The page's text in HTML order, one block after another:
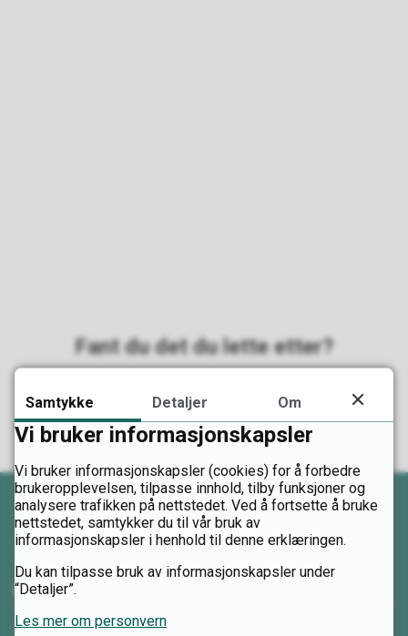
Fant du det du lette etter?
Ja
Kontakt oss
Samtykke Detaljer Om
Vi bruker informasjonskapsler
Vi bruker informasjonskapsler (cookies) for å forbedre
brukeropplevelsen, tilpasse innhold, tilby funksjoner og
analysere trafikken på nettstedet. Ved å fortsette å bruke
nettstedet, samtykker du til vår bruk av
informasjonskapsler i henhold til denne erklæringen.
Du kan tilpasse bruk av informasjonskapsler under
“Detaljer”.
Les mer om personvern